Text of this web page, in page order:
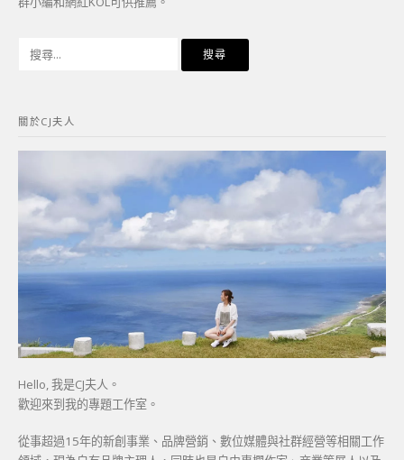
字:
關於CJ夫人
Hello, 我是CJ夫人。
歡迎來到我的專題工作室。
從事超過15年的新創事業、品牌營銷、數位媒體與社群經營等相關工作